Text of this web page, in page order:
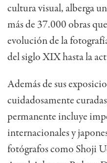
cultura visual, alberga
más de 37.000 obras
evolución de la
del siglo XIX hasta la
Además de sus
cuidadosamente
permanente incluye
internacionales y
fotógrafos como Shoji